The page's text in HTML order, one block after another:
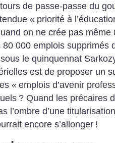
de passe-passe du
« priorité à
on ne crée pas même
80 000 emplois supprimés
le quinquennat
est de proposer un
« emplois d’avenir
? Quand les précaires
l’ombre d’une
encore s’allonger !